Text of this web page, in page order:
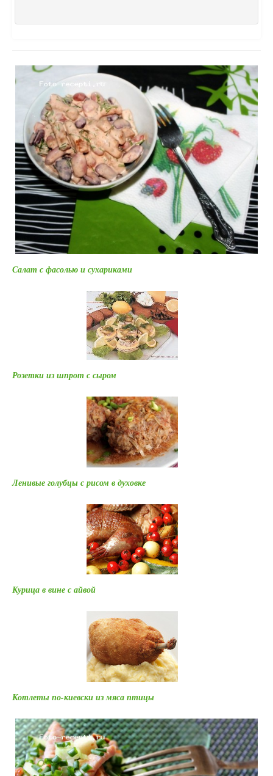
Салат с фасолью и сухариками
Розетки из шпрот с сыром
Ленивые голубцы с рисом в духовке
Курица в вине с айвой
Котлеты по-киевски из мяса птицы